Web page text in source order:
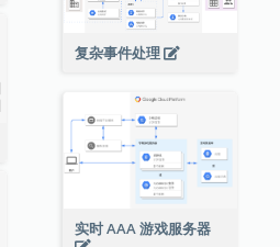
复杂事件处理
实时 AAA 游戏服务器